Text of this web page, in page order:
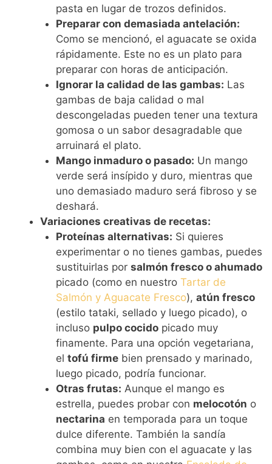
pasta en lugar de trozos definidos.
Preparar con demasiada antelación:
Como se mencionó, el aguacate se oxida
rápidamente. Este no es un plato para
preparar con horas de anticipación.
Ignorar la calidad de las gambas: Las
gambas de baja calidad o mal
descongeladas pueden tener una textura
gomosa o un sabor desagradable que
arruinará el plato.
Mango inmaduro o pasado: Un mango
verde será insípido y duro, mientras que
uno demasiado maduro será fibroso y se
deshará.
Variaciones creativas de recetas:
Proteínas alternativas: Si quieres
experimentar o no tienes gambas, puedes
sustituirlas por salmón fresco o ahumado
picado (como en nuestro Tartar de
Salmón y Aguacate Fresco), atún fresco
(estilo tataki, sellado y luego picado), o
incluso pulpo cocidopicado muy
finamente. Para una opción vegetariana,
el tofú firmebien prensado y marinado,
luego picado, podría funcionar.
Otras frutas: Aunque el mango es
estrella, puedes probar con melocotón o
nectarina en temporada para un toque
dulce diferente. También la sandía
combina muy bien con el aguacate y las